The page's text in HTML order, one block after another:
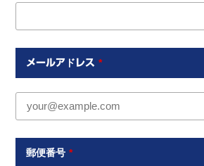
メールアドレス*
郵便番号*